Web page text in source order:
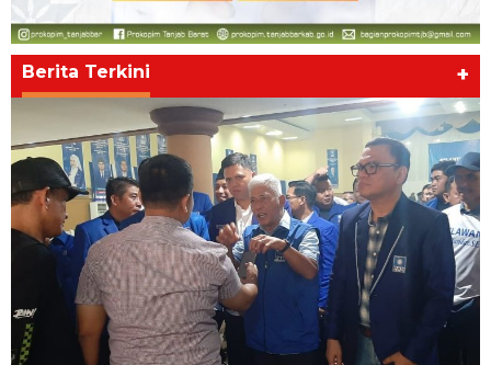
Berita Terkini +